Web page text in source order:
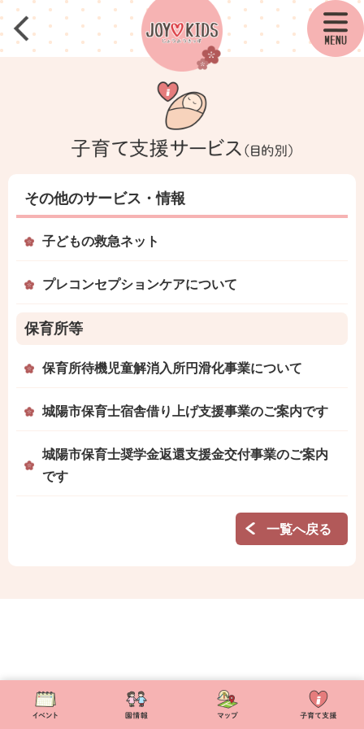
その他のサービス・情報
子どもの救急ネット
プレコンセプションケアについて
保育所等
保育所待機児童解消入所円滑化事業について
城陽市保育士宿舎借り上げ支援事業のご案内です
城陽市保育士奨学金返還支援金交付事業のご案内
です
一覧へ戻る